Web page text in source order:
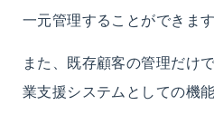
一元管理することができます
また、既存顧客の管理だけ
業支援システムとしての機